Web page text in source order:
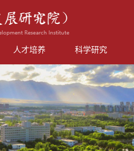
人才培养 科学研究